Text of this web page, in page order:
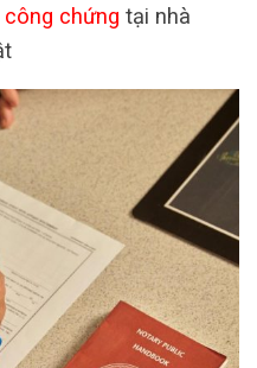
công chứng tại nhà